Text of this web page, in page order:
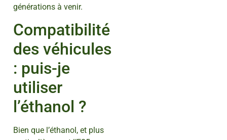
générations à venir.
Compatibilité
des véhicules
: puis-je
utiliser
l’éthanol ?
Bien que l’éthanol, et plus